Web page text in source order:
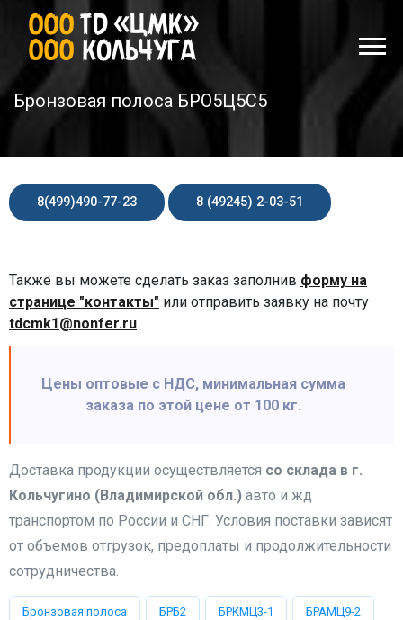
Бронзовая полоса БРО5Ц5С5
8(499)490-77-23 8 (49245) 2-03-51
Также вы можете сделать заказ заполнив форму на
странице "контакты" или отправить заявку на почту
tdcmk1@nonfer.ru.
Цены оптовые с НДС, минимальная сумма
заказа по этой цене от 100 кг.
Доставка продукции осуществляется со склада в г.
Кольчугино (Владимирской обл.) авто и жд
транспортом по России и СНГ. Условия поставки зависят
от объемов отгрузок, предоплаты и продолжительности
сотрудничества.
Бронзовая полоса БРБ2 БРКМЦ3-1 БРАМЦ9-2